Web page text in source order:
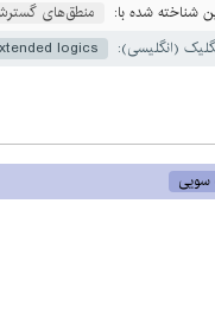
شناخته شده با:
منطق‌های
(انگلیسی):
logics
سویی